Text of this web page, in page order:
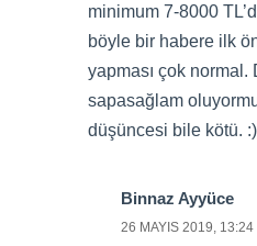
minimum 7-8000
böyle bir habere ilk
yapması çok
sapasağlam
düşüncesi bile kötü.
Binnaz Ayyüce
26 MAYIS 2019, 13:24